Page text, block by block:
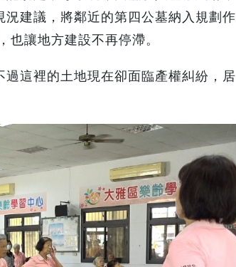
建議，將鄰近的第四公墓納入規劃作
也讓地方建設不再停滯。
這裡的土地現在卻面臨產權糾紛，居